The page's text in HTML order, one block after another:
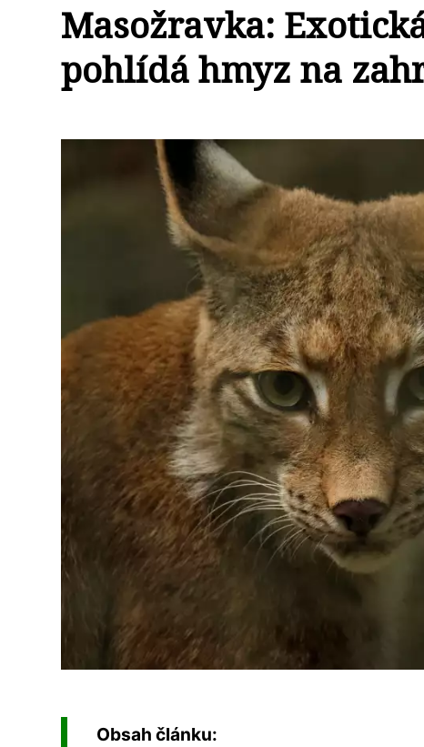
Masožravka:
pohlídá hmyz na
Obsah článku: